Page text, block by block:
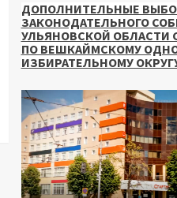
ДОПОЛНИТЕЛЬНЫЕ
ЗАКОНОДАТЕЛЬНОГО
УЛЬЯНОВСКОЙ ОБЛАСТИ
ПО ВЕШКАЙМСКОМУ
ИЗБИРАТЕЛЬНОМУ